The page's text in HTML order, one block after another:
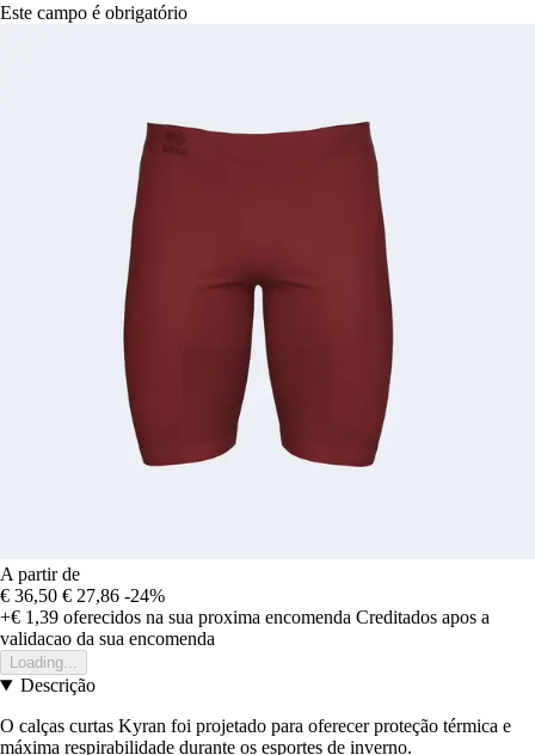
Este campo é obrigatório
A partir de
€ 36,50 € 27,86 -24%
+€ 1,39 oferecidos na sua proxima encomenda Creditados apos a
validacao da sua encomenda
Loading...
Descrição
O calças curtas Kyran foi projetado para oferecer proteção térmica e
máxima respirabilidade durante os esportes de inverno.